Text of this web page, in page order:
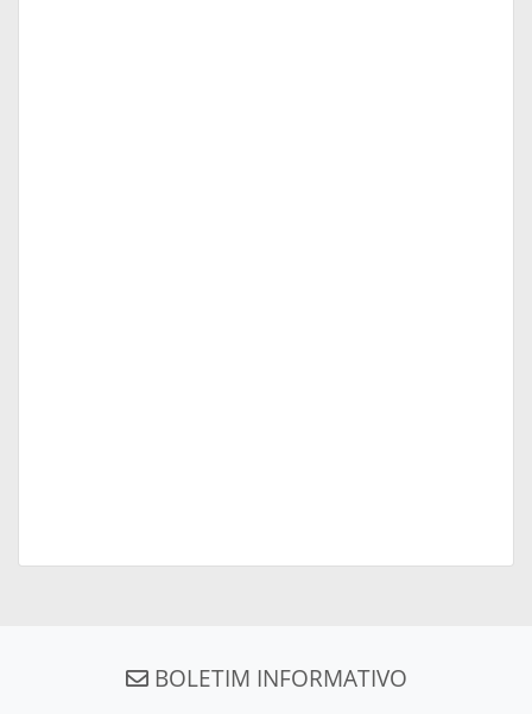
BOLETIM INFORMATIVO